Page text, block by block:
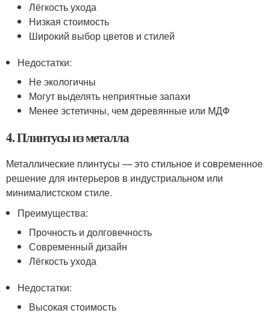
Лёгкость ухода
Низкая стоимость
Широкий выбор цветов и стилей
Недостатки:
Не экологичны
Могут выделять неприятные запахи
Менее эстетичны, чем деревянные или МДФ
4. Плинтусы из металла
Металлические плинтусы — это стильное и современное
решение для интерьеров в индустриальном или
минималистском стиле.
Преимущества:
Прочность и долговечность
Современный дизайн
Лёгкость ухода
Недостатки:
Высокая стоимость